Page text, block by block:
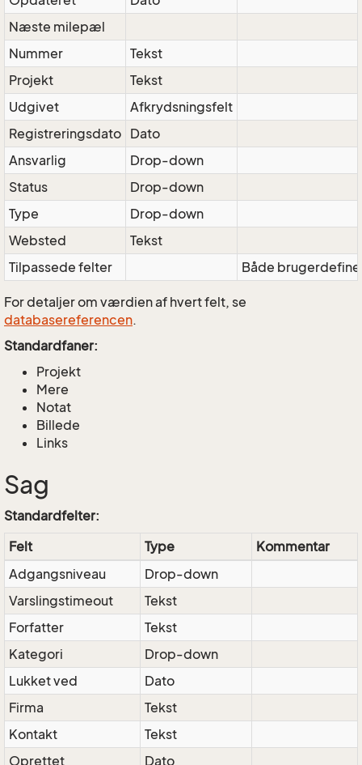
Næste milepæl
Nummer
Tekst
Projekt
Tekst
Udgivet
Afkrydsningsfelt
Registreringsdato Dato
Ansvarlig
Drop-down
Status
Drop-down
Type
Drop-down
Websted
Tekst
Tilpassede felter
Både
For detaljer om værdien af hvert felt, se
databasereferencen.
Standardfaner:
Projekt
Mere
Notat
Billede
Links
Sag
Standardfelter:
Felt
Type
Kommentar
Adgangsniveau
Drop-down
Varslingstimeout
Tekst
Forfatter
Tekst
Kategori
Drop-down
Lukket ved
Dato
Firma
Tekst
Kontakt
Tekst
Oprettet
Dato